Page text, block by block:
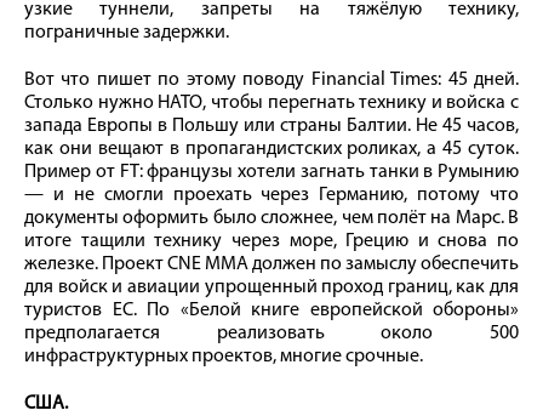
узкие туннели, запреты на тяжёлую технику,
пограничные задержки.
Вот что пишет по этому поводу Financial Times: 45 дней.
Столько нужно НАТО, чтобы перегнать технику и войска с
запада Европы в Польшу или страны Балтии. Не 45 часов,
как они вещают в пропагандистских роликах, а 45 суток.
Пример от FT: французы хотели загнать танки в Румынию
— и не смогли проехать через Германию, потому что
документы оформить было сложнее, чем полёт на Марс. В
итоге тащили технику через море, Грецию и снова по
железке. Проект CNE MMA должен по замыслу обеспечить
для войск и авиации упрощенный проход границ, как для
туристов ЕС. По «Белой книге европейской обороны»
предполагается реализовать около 500
инфраструктурных проектов, многие срочные.
США.